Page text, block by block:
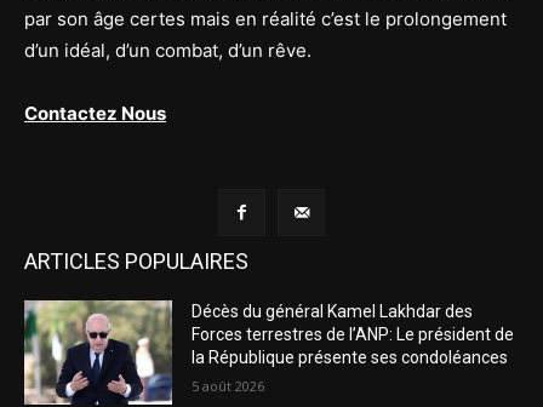
par son âge certes mais en réalité c’est le prolongement
d’un idéal, d’un combat, d’un rêve.
Contactez Nous
ARTICLES POPULAIRES
Décès du général Kamel Lakhdar des
Forces terrestres de l’ANP: Le président de
la République présente ses condoléances
5 août 2026